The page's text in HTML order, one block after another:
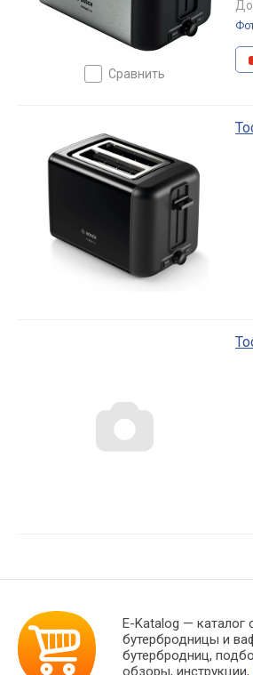
сравнить
E-Katalog — каталог
бутербродницы и
бутербродниц,
обзоры, инструкции,